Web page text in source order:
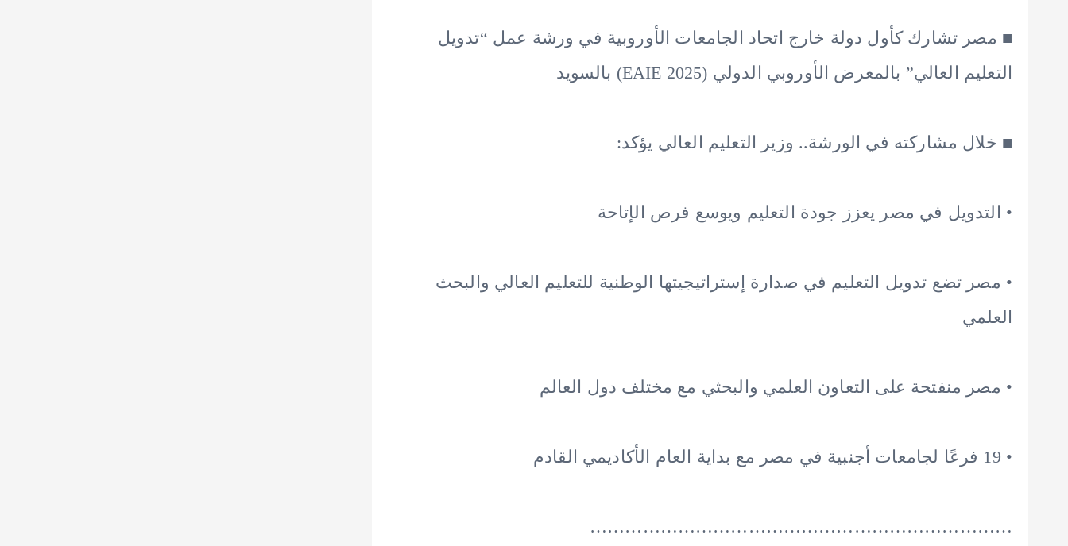
■ مصر تشارك كأول دولة خارج اتحاد الجامعات الأوروبية في ورشة عمل “تدويل
التعليم العالي” بالمعرض الأوروبي الدولي (EAIE 2025) بالسويد
■ خلال مشاركته في الورشة.. وزير التعليم العالي يؤكد:
• التدويل في مصر يعزز جودة التعليم ويوسع فرص الإتاحة
• مصر تضع تدويل التعليم في صدارة إستراتيجيتها الوطنية للتعليم العالي والبحث
العلمي
• مصر منفتحة على التعاون العلمي والبحثي مع مختلف دول العالم
• 19 فرعًا لجامعات أجنبية في مصر مع بداية العام الأكاديمي القادم
………………………………………………………………